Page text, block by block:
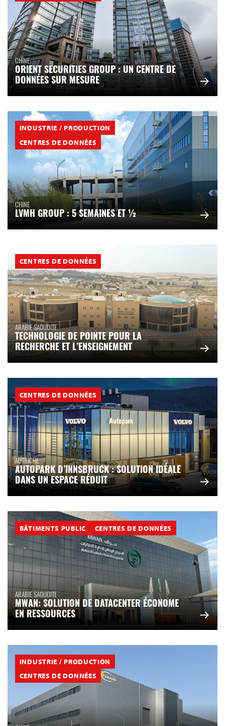
CHINE
ORIENT SECURITIES GROUP : UN CENTRE DE
DONNÉES SUR MESURE
INDUSTRIE / PRODUCTION
CENTRES DE DONNÉES
CHINE
LVMH GROUP : 5 SEMAINES ET ½
CENTRES DE DONNÉES
ARABIE SAOUDITE
TECHNOLOGIE DE POINTE POUR LA
RECHERCHE ET L’ENSEIGNEMENT
CENTRES DE DONNÉES
AUTRICHE
AUTOPARK D’INNSBRUCK : SOLUTION IDÉALE
DANS UN ESPACE RÉDUIT
BÂTIMENTS PUBLIC CENTRES DE DONNÉES
ARABIE SAOUDITE
MWAN: SOLUTION DE DATACENTER ÉCONOME
EN RESSOURCES
INDUSTRIE / PRODUCTION
CENTRES DE DONNÉES